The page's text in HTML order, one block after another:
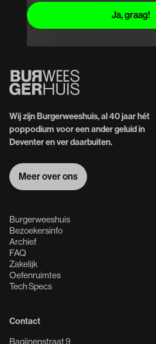
Wij zijn Burgerweeshuis, al 40 jaar hét
poppodium voor een ander geluid in
Deventer en ver daarbuiten.
Meer over ons
Burgerweeshuis
Bezoekersinfo
Archief
FAQ
Zakelijk
Oefenruimtes
Tech Specs
Contact
Bagijnenstraat 9